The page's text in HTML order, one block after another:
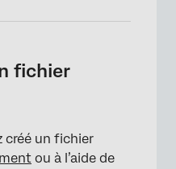
fichier
créé un fichier
ou à l’aide de